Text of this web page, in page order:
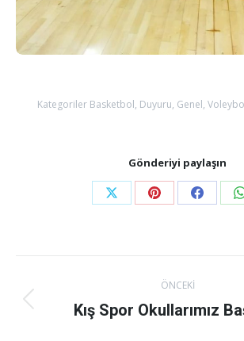
Kategoriler Basketbol, Duyuru, Genel,
Gönderiyi paylaşın
Share Share Share
navigasyonu
ÖNCEKI
Önceki
Kış Spor Okullarımız